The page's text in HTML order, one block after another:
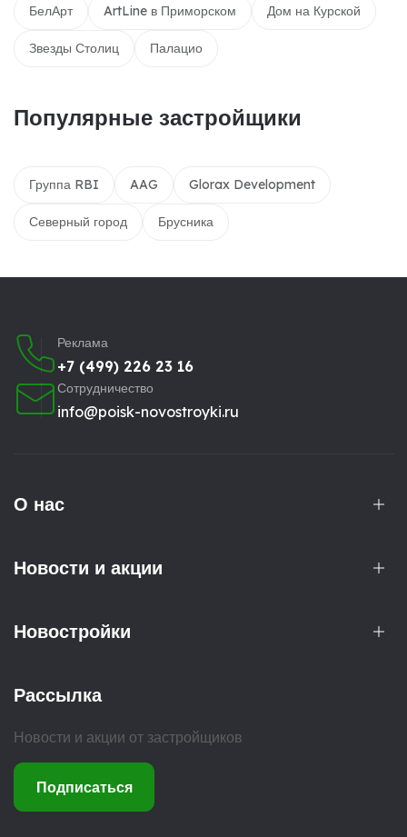
БелАрт ArtLine в Приморском Дом на Курской
Звезды Столиц Палацио
Популярные застройщики
Группа RBI AAG Glorax Development
Северный город Брусника
Реклама
+7 (499) 226 23 16
Сотрудничество
info@poisk-novostroyki.ru
О нас
Новости и акции
Новостройки
Рассылка
Новости и акции от застройщиков
Подписаться